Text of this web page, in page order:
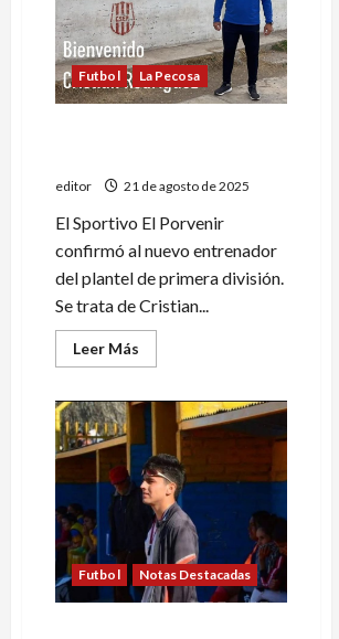
Futbol La Pecosa
editor 21 de agosto de 2025
El Sportivo El Porvenir
confirmó al nuevo entrenador
del plantel de primera división.
Se trata de Cristian...
Leer Más
más
El
Porvenir
tiene
nuevo
entrenador
Futbol Notas Destacadas